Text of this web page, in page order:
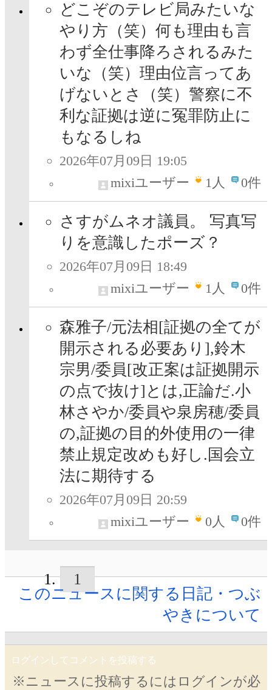
どこぞのテレビ局みたいな
やり方（笑）何も理由も言
わず全仕事降ろされるみた
いな（笑）理由位言ってあ
げないとさ（笑）警察に不
利な証拠は逆に冤罪防止に
もなるしね
2026年07月09日 19:05
mixiユーザー
1人 0件
さすがムネオ議員。 写真写
りを意識したポーズ？
2026年07月09日 18:49
mixiユーザー
1人 0件
森雅子/元法相[証拠の全てが
開示される必要あり],鈴木
宗男/委員[改正案は証拠開示
の点で抜け]とは,正論だ.小
林さやか/委員や泉房穂/委員
の,証拠の目的外使用の一律
禁止規定改めも好し.国会立
法に期待する
2026年07月09日 20:59
mixiユーザー
0人 0件
1
このニュースに関する日記・つぶ
やきについて
ログインしてコメントを投稿する
※ニュースに投稿するにはログインが必